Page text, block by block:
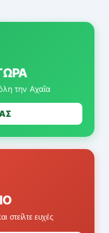
την Αχαΐα
στείλτε ευχές